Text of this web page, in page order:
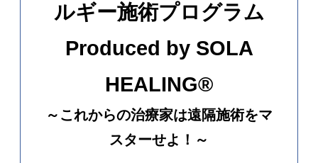
ルギー施術プログラム
Produced by SOLA
HEALING®
～これからの治療家は遠隔施術をマ
スターせよ！～